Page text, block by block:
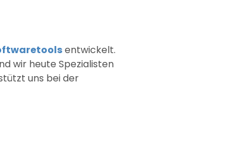
entwickelt.
wir heute Spezialisten
uns bei der